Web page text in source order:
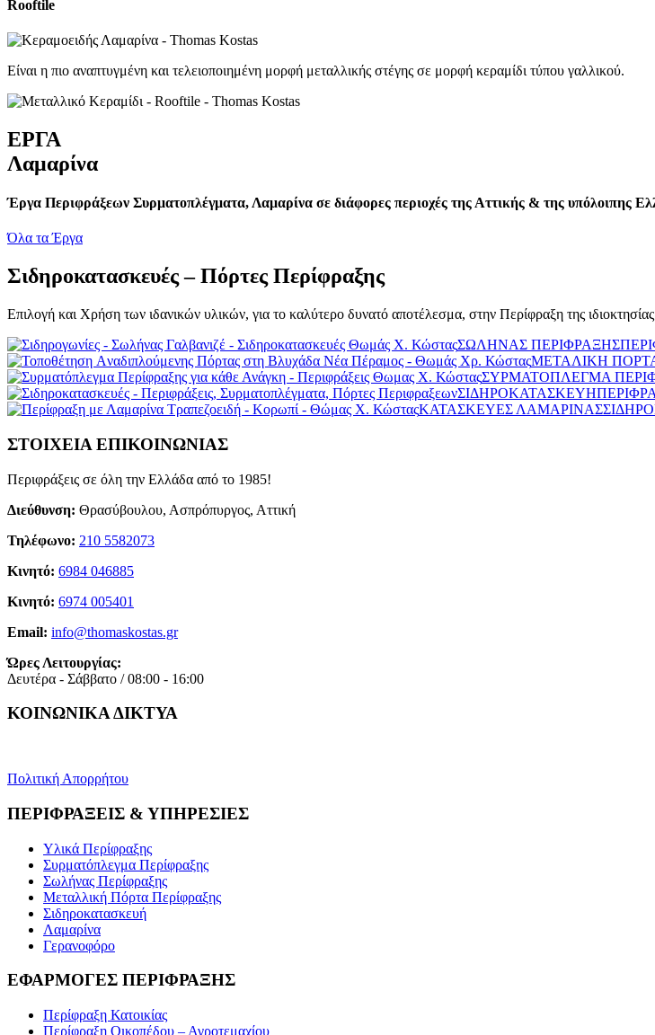
Rooftile
Είναι η πιο αναπτυγμένη και τελειοποιημένη μορφή μεταλλικής στέγης σε μορφή κεραμίδι τύπου γαλλικού.
ΕΡΓΑ
Λαμαρίνα
Έργα Περιφράξεων Συρματοπλέγματα, Λαμαρίνα σε διάφορες περιοχές της Αττικής & της υπόλοιπης
Όλα τα Έργα
Σιδηροκατασκευές – Πόρτες Περίφραξης
Επιλογή και Χρήση των ιδανικών υλικών, για το καλύτερο δυνατό αποτέλεσμα, στην Περίφραξη της
ΣΩΛΗΝΑΣ ΠΕΡΙΦΡΑΞΗΣ
ΜΕΤΑΛΙΚΗ
ΣΥΡΜΑΤΟΠΛΕΓΜΑ
ΣΙΔΗΡΟΚΑΤΑΣΚΕΥΗ
ΚΑΤΑΣΚΕΥΕΣ ΛΑΜΑΡΙΝΑΣ
ΣΤΟΙΧΕΙΑ ΕΠΙΚΟΙΝΩΝΙΑΣ
Περιφράξεις σε όλη την Ελλάδα από το 1985!
Διεύθυνση: Θρασύβουλου, Ασπρόπυργος, Αττική
Τηλέφωνο: 210 5582073
Κινητό: 6984 046885
Κινητό: 6974 005401
Email: info@thomaskostas.gr
Ώρες Λειτουργίας:
Δευτέρα - Σάββατο / 08:00 - 16:00
ΚΟΙΝΩΝΙΚΑ ΔΙΚΤΥΑ
Πολιτική Απορρήτου
ΠΕΡΙΦΡΑΞΕΙΣ & ΥΠΗΡΕΣΙΕΣ
Υλικά Περίφραξης
Συρματόπλεγμα Περίφραξης
Σωλήνας Περίφραξης
Μεταλλική Πόρτα Περίφραξης
Σιδηροκατασκευή
Λαμαρίνα
Γερανοφόρο
ΕΦΑΡΜΟΓΕΣ ΠΕΡΙΦΡΑΞΗΣ
Περίφραξη Κατοικίας
Περίφραξη Οικοπέδου – Αγροτεμαχίου